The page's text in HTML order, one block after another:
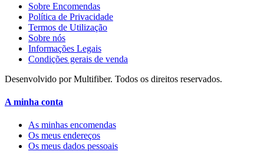
Sobre Encomendas
Política de Privacidade
Termos de Utilização
Sobre nós
Informações Legais
Condições gerais de venda
Desenvolvido por Multifiber. Todos os direitos reservados.
A minha conta
As minhas encomendas
Os meus endereços
Os meus dados pessoais